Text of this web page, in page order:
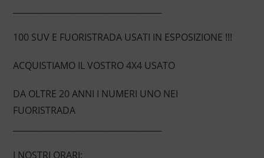
100 SUV E FUORISTRADA USATI IN ESPOSIZIONE !!!
ACQUISTIAMO IL VOSTRO 4X4 USATO
DA OLTRE 20 ANNI I NUMERI UNO NEI
FUORISTRADA
I NOSTRI ORARI: